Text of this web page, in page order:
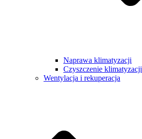
Naprawa klimatyzacji
Czyszczenie klimatyzacji
Wentylacja i rekuperacja